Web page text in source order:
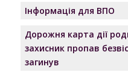
Інформація для ВПО
Дорожня карта дії
захисник пропав
загинув